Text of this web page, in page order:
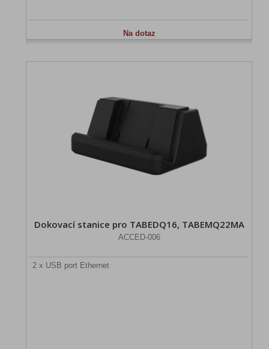
Na dotaz
Dokovací stanice pro TABEDQ16, TABEMQ22MA
ACCED-006
2 x USB port Ethernet